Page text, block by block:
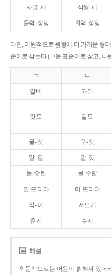
사글-세 삭월-세
울력-성당 위력-성당
다만, 어원적으로 원형에 더 가까운 형
준어로 삼는다.(ㄱ을 표준어로 삼고, ㄴ
ㄱ ㄴ
갈비 가리
갓모 갈모
굴-젓 구-젓
말-곁 말-겻
물-수란 물-수랄
밀-뜨리다 미-뜨리다
적-이 저으기
휴지 수지
해설
학문적으로는 어원이 밝혀져 있더